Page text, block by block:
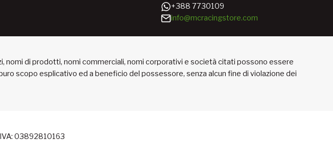
+388 7730109
info@mcracingstore.com
di prodotti, nomi commerciali, nomi corporativi e società citati possono essere
scopo esplicativo ed a beneficio del possessore, senza alcun fine di violazione dei
03892810163